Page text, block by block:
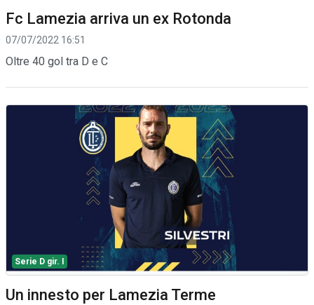
Fc Lamezia arriva un ex Rotonda
07/07/2022 16:51
Oltre 40 gol tra D e C
Serie D gir. I
Un innesto per Lamezia Terme